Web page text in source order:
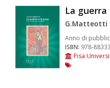
La guerra
G.Matteotti
Anno di
ISBN: 978-
Pisa